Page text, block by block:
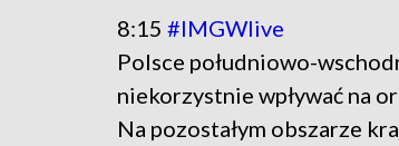
8:15 #IMGWlive
Polsce południowo-
niekorzystnie wpływać na
Na pozostałym obszarze